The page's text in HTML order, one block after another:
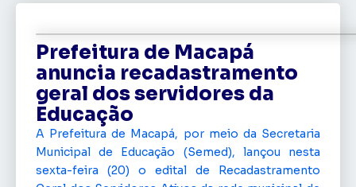
Prefeitura de Macapá
anuncia recadastramento
geral dos servidores da
Educação
A Prefeitura de Macapá, por meio da Secretaria
Municipal de Educação (Semed), lançou nesta
sexta-feira (20) o edital de Recadastramento